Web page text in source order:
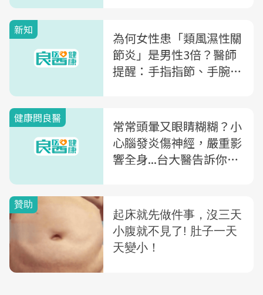
新知
為何女性患「類風濕性關
節炎」是男性3倍？醫師
提醒：手指指節、手腕處
健康問良醫
常常頭暈又眼睛糊糊？小
心腦發炎傷神經，嚴重影
響全身...台大醫告訴你